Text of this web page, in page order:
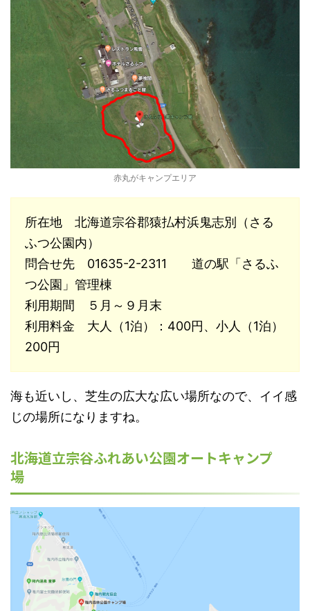
赤丸がキャンプエリア
所在地 北海道宗谷郡猿払村浜鬼志別（さる
ふつ公園内）
問合せ先 01635-2-2311 道の駅「さるふ
つ公園」管理棟
利用期間 ５月～９月末
利用料金 大人（1泊）：400円、小人（1泊）
200円
海も近いし、芝生の広大な広い場所なので、イイ感
じの場所になりますね。
北海道立宗谷ふれあい公園オートキャンプ
場